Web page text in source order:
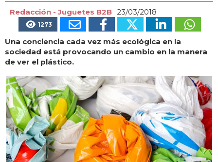
Redacción - Juguetes B2B 23/03/2018
1273
Una conciencia cada vez más ecológica en la
sociedad está provocando un cambio en la manera
de ver el plástico.